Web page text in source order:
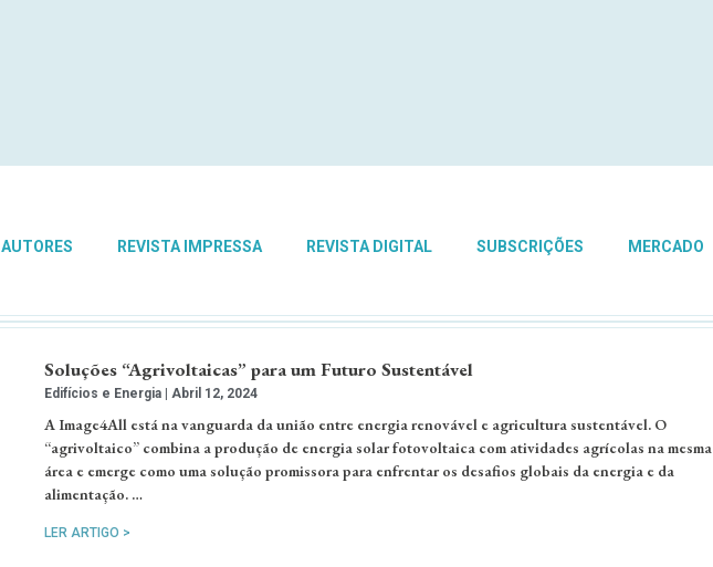
AUTORES REVISTA IMPRESSA REVISTA DIGITAL SUBSCRIÇÕES MERCADO
Soluções “Agrivoltaicas” para um Futuro Sustentável
Edifícios e Energia Abril 12, 2024
A Image4All está na vanguarda da união entre energia renovável e agricultura sustentável. O
“agrivoltaico” combina a produção de energia solar fotovoltaica com atividades agrícolas na mesma
área e emerge como uma solução promissora para enfrentar os desafios globais da energia e da
alimentação. …
LER ARTIGO >